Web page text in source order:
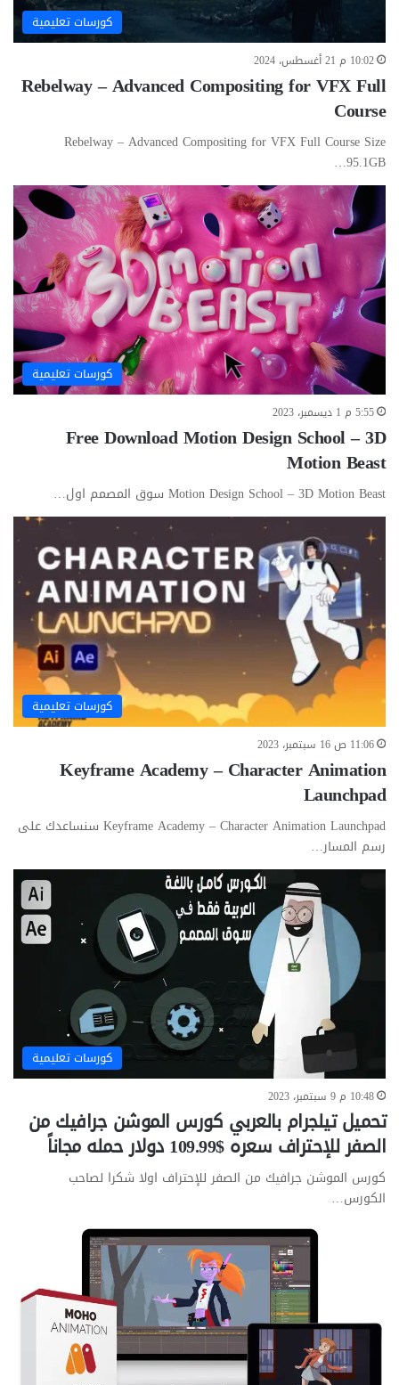
كورسات تعليمية
10:02 م 21 أغسطس، 2024
Rebelway – Advanced Compositing for VFX Full
Course
Rebelway – Advanced Compositing for VFX Full Course Size
95.1GB…
كورسات تعليمية
5:55 م 1 ديسمبر، 2023
Free Download Motion Design School – 3D
Motion Beast
Motion Design School – 3D Motion Beast سوق المصمم اول…
كورسات تعليمية
11:06 ص 16 سبتمبر، 2023
Keyframe Academy – Character Animation
Launchpad
Keyframe Academy – Character Animation Launchpad سنساعدك على
رسم المسار…
كورسات تعليمية
10:48 م 9 سبتمبر، 2023
تحميل تيلجرام بالعربي كورس الموشن جرافيك من
الصفر للإحتراف سعره $109.99 دولار حمله مجاناً
كورس الموشن جرافيك من الصفر للإحتراف اولا شكرا لصاحب
الكورس…